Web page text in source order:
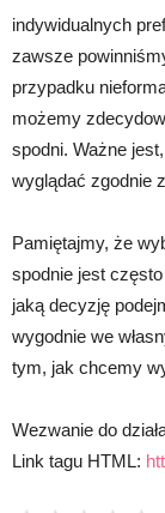
indywidualnych
zawsze
przypadku
możemy
spodni. Ważne
wyglądać zgodnie
Pamiętajmy, że
spodnie jest
jaką decyzję
wygodnie we
tym, jak chcemy
Wezwanie do
Link tagu HTML: